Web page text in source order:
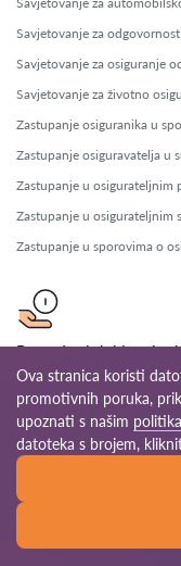
Savjetovanje za
Savjetovanje za osiguranje
Savjetovanje za životno
Zastupanje osiguranika u
Zastupanje osiguravatelja u
Zastupanje u osigurateljnim
Zastupanje u osigurateljnim
Zastupanje u sporovima o
Pomoć pri dobivanju
Pravna pomoć za EU
Pravna pomoć za
Pravna pomoć za
Savjetovanje za financijske
Savjetovanje za korištenje
Ova stranica koristi
promotivnih poruka,
upoznati s našim
datoteka s brojem,